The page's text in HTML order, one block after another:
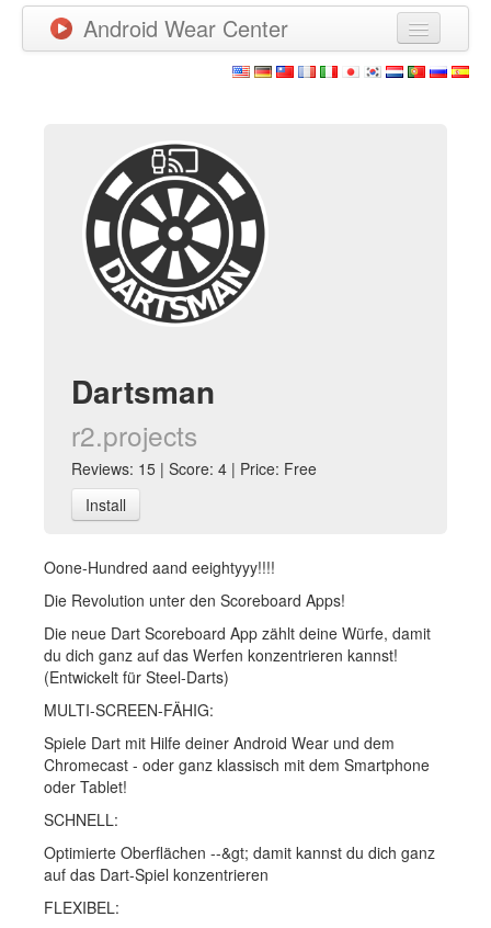
Android Wear Center
New Releases
Watchfaces
More
Dartsman
r2.projects
Reviews: 15 | Score: 4 | Price: Free
Install
Oone-Hundred aand eeightyyy!!!!
Die Revolution unter den Scoreboard Apps!
Die neue Dart Scoreboard App zählt deine Würfe, damit
du dich ganz auf das Werfen konzentrieren kannst!
(Entwickelt für Steel-Darts)
MULTI-SCREEN-FÄHIG:
Spiele Dart mit Hilfe deiner Android Wear und dem
Chromecast - oder ganz klassisch mit dem Smartphone
oder Tablet!
SCHNELL:
Optimierte Oberflächen --&gt; damit kannst du dich ganz
auf das Dart-Spiel konzentrieren
FLEXIBEL: